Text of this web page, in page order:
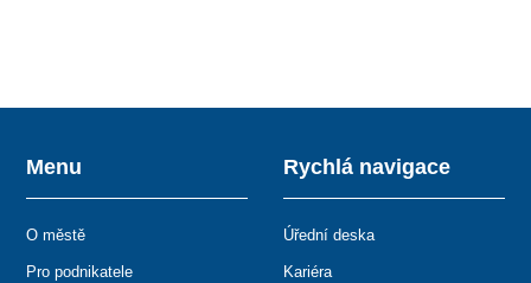
Menu
O městě
Pro podnikatele
Rychlá navigace
Úřední deska
Kariéra